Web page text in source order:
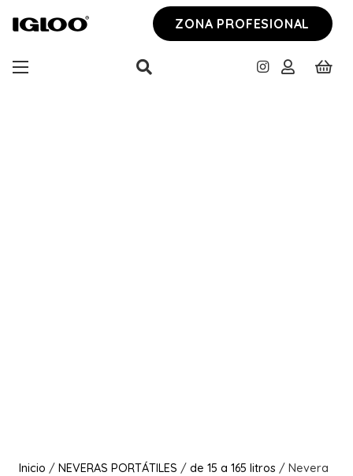
ZONA PROFESIONAL
Inicio / NEVERAS PORTÁTILES / de 15 a 165 litros / Nevera